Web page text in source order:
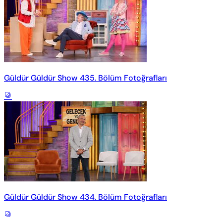
Güldür Güldür Show 435. Bölüm Fotoğrafları
Güldür Güldür Show 434. Bölüm Fotoğrafları